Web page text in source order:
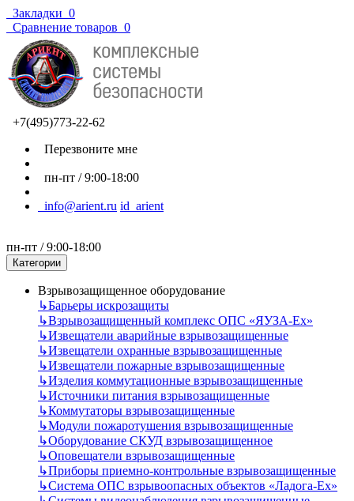
Закладки 0
Сравнение товаров 0
+7(495)773-22-62
Перезвоните мне
пн-пт / 9:00-18:00
info@arient.ru id_arient
пн-пт / 9:00-18:00
Категории
Взрывозащищенное оборудование
↳Барьеры искрозащиты
↳Взрывозащищенный комплекс ОПС «ЯУЗА-Ех»
↳Извещатели аварийные взрывозащищенные
↳Извещатели охранные взрывозащищенные
↳Извещатели пожарные взрывозащищенные
↳Изделия коммутационные взрывозащищенные
↳Источники питания взрывозащищенные
↳Коммутаторы взрывозащищенные
↳Модули пожаротушения взрывозащищенные
↳Оборудование СКУД взрывозащищенное
↳Оповещатели взрывозащищенные
↳Приборы приемно-контрольные взрывозащищенные
↳Система ОПС взрывоопасных объектов «Ладога-Ex»